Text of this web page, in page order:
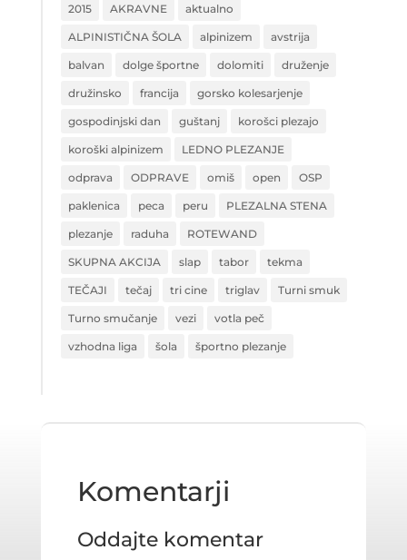
2015 AKRAVNE aktualno
ALPINISTIČNA ŠOLA alpinizem avstrija
balvan dolge športne dolomiti druženje
družinsko francija gorsko kolesarjenje
gospodinjski dan guštanj korošci plezajo
koroški alpinizem LEDNO PLEZANJE
odprava ODPRAVE omiš open OSP
paklenica peca peru PLEZALNA STENA
plezanje raduha ROTEWAND
SKUPNA AKCIJA slap tabor tekma
TEČAJI tečaj tri cine triglav Turni smuk
Turno smučanje vezi votla peč
vzhodna liga šola športno plezanje
Komentarji
Oddajte komentar